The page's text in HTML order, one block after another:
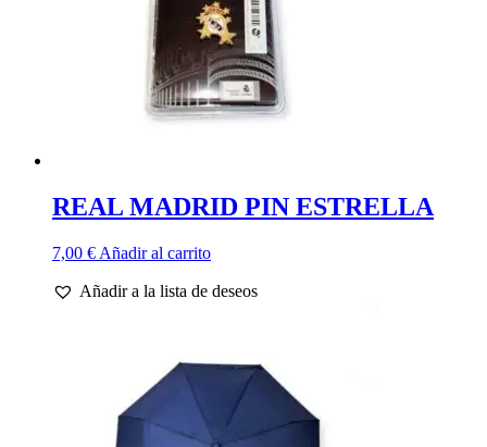
REAL MADRID PIN ESTRELLA
7,00 € Añadir al carrito
Añadir a la lista de deseos